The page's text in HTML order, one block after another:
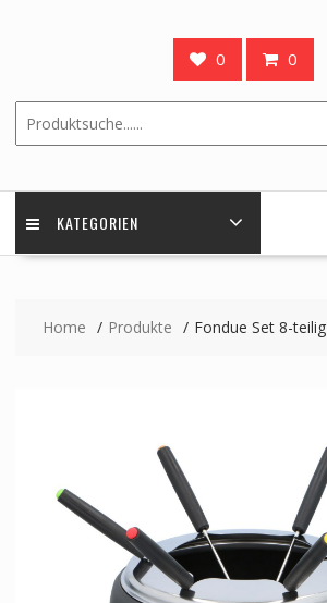
0 0
KATEGORIEN
Home Produkte Fondue Set 8-teilig